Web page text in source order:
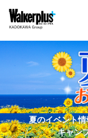
夏のイベント
キャン